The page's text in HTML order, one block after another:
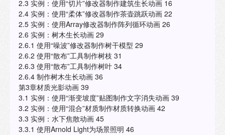
2.3 实例：使用“切片”修改器制作建筑生长动画 16
2.4 实例：使用“柔体”修改器制作茶壶跳跃动画 22
2.5 实例：使用Array修改器制作阵列循环动画 26
2.6 实例：树木生长动画 29
2.6.1 使用“噪波”修改器制作树干模型 29
2.6.2 使用“散布”工具制作树枝 31
2.6.3 使用“散布”工具制作树叶 34
2.6.4 制作树木生长动画 36
第3章材质光影动画 39
3.1 实例：使用“渐变坡度”贴图制作文字消失动画 39
3.2 实例：使用“混合”材质制作材质转换动画 42
3.3 实例：水下焦散动画 45
3.3.1 使用Arnold Light为场景照明 46